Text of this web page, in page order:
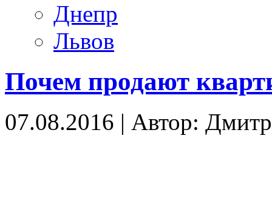
Днепр
Львов
Почем продают
07.08.2016 | Автор: